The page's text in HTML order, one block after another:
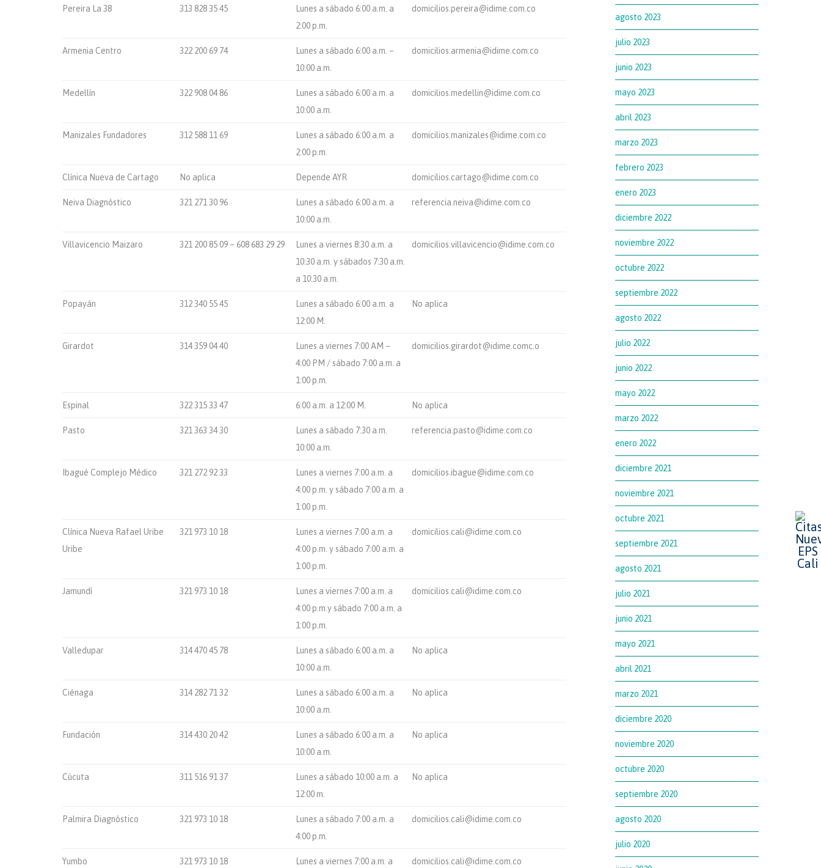
Pereira La 38 313 828 35 45
Lunes a sábado 6:00 a.m. a
2:00 p.m.
domicilios.pereira@idime.com.co
Armenia Centro 322 200 69 74
Lunes a sábado 6:00 a.m. –
10:00 a.m.
domicilios.armenia@idime.com.co
Medellín 322 908 04 86
Lunes a sábado 6:00 a.m. a
10:00 a.m.
domicilios.medellin@idime.com.co
Manizales Fundadores 312 588 11 69
Lunes a sábado 6:00 a.m. a
2:00 p.m.
domicilios.manizales@idime.com.co
Clínica Nueva de Cartago No aplica Depende AYR domicilios.cartago@idime.com.co
Neiva Diagnóstico 321 271 30 96
Lunes a sábado 6:00 a.m. a
10:00 a.m.
referencia.neiva@idime.com.co
Villavicencio Maizaro 321 200 85 09 – 608 683 29 29
Lunes a viernes 8:30 a.m. a
10:30 a.m. y sábados 7:30 a.m.
a 10:30 a.m.
domicilios.villavicencio@idime.com.co
Popayán 312 340 55 45
Lunes a sábado 6:00 a.m. a
12:00 M.
No aplica
Girardot 314 359 04 40
Lunes a viernes 7:00 AM –
4:00 PM / sábado 7:00 a.m. a
1:00 p.m.
domicilios.girardot@idime.comc.o
Espinal 322 315 33 47 6:00 a.m. a 12:00 M. No aplica
Pasto 321 363 34 30
Lunes a sábado 7:30 a.m.
10:00 a.m.
referencia.pasto@idime.com.co
Ibagué Complejo Médico 321 272 92 33
Lunes a viernes 7:00 a.m. a
4:00 p.m. y sábado 7:00 a.m. a
1:00 p.m.
domicilios.ibague@idime.com.co
Clínica Nueva Rafael Uribe
Uribe
321 973 10 18
Lunes a viernes 7:00 a.m. a
4:00 p.m. y sábado 7:00 a.m. a
1:00 p.m.
domicilios.cali@idime.com.co
Jamundí 321 973 10 18
Lunes a viernes 7:00 a.m. a
4:00 p.m.y sábado 7:00 a.m. a
1:00 p.m.
domicilios.cali@idime.com.co
Valledupar 314 470 45 78
Lunes a sábado 6:00 a.m. a
10:00 a.m.
No aplica
Ciénaga 314 282 71 32
Lunes a sábado 6:00 a.m. a
10:00 a.m.
No aplica
Fundación 314 430 20 42
Lunes a sábado 6:00 a.m. a
10:00 a.m.
No aplica
Cúcuta 311 516 91 37
Lunes a sábado 10:00 a.m. a
12:00 m.
No aplica
Palmira Diagnóstico 321 973 10 18
Lunes a sábado 7:00 a.m. a
4:00 p.m.
domicilios.cali@idime.com.co
Yumbo 321 973 10 18
Lunes a viernes 7:00 a.m. a
domicilios.cali@idime.com.co
agosto 2023
julio 2023
junio 2023
mayo 2023
abril 2023
marzo 2023
febrero 2023
enero 2023
diciembre 2022
noviembre 2022
octubre 2022
septiembre 2022
agosto 2022
julio 2022
junio 2022
mayo 2022
marzo 2022
enero 2022
diciembre 2021
noviembre 2021
octubre 2021
septiembre 2021
agosto 2021
julio 2021
junio 2021
mayo 2021
abril 2021
marzo 2021
diciembre 2020
noviembre 2020
octubre 2020
septiembre 2020
agosto 2020
julio 2020